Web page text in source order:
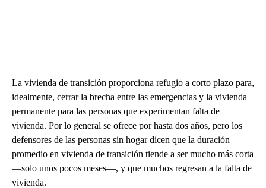
La vivienda de transición proporciona refugio a corto plazo para,
idealmente, cerrar la brecha entre las emergencias y la vivienda
permanente para las personas que experimentan falta de
vivienda. Por lo general se ofrece por hasta dos años, pero los
defensores de las personas sin hogar dicen que la duración
promedio en vivienda de transición tiende a ser mucho más corta
—solo unos pocos meses—, y que muchos regresan a la falta de
vivienda.